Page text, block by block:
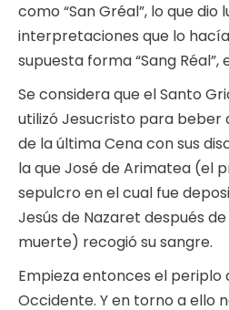
como “San Gréal”, lo que dio
interpretaciones que lo
supuesta forma “Sang Réal”,
Se considera que el Santo
utilizó Jesucristo para
de la última Cena con sus
la que José de Arimatea (el
sepulcro en el cual fue
Jesús de Nazaret después
muerte) recogió su sangre.
Empieza entonces el periplo
Occidente. Y en torno a ello